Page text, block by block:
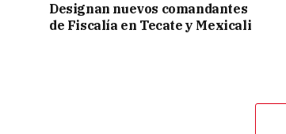
Designan nuevos comandantes
de Fiscalía en Tecate y Mexicali